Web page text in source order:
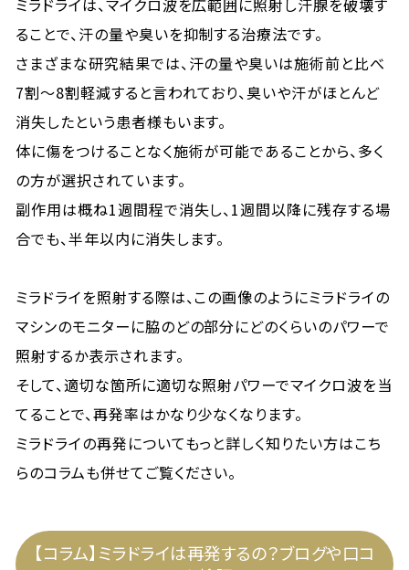
ミラドライは、マイクロ波を広範囲に照射し汗腺を破壊す
ることで、汗の量や臭いを抑制する治療法です。
さまざまな研究結果では、汗の量や臭いは施術前と比べ
7割〜8割軽減すると言われており、臭いや汗がほとんど
消失したという患者様もいます。
体に傷をつけることなく施術が可能であることから、多く
の方が選択されています。
副作用は概ね1週間程で消失し、1週間以降に残存する場
合でも、半年以内に消失します。
ミラドライを照射する際は、この画像のようにミラドライの
マシンのモニターに脇のどの部分にどのくらいのパワーで
照射するか表示されます。
そして、適切な箇所に適切な照射パワーでマイクロ波を当
てることで、再発率はかなり少なくなります。
ミラドライの再発についてもっと詳しく知りたい方はこち
らのコラムも併せてご覧ください。
【コラム】ミラドライは再発するの？ブログや口コ